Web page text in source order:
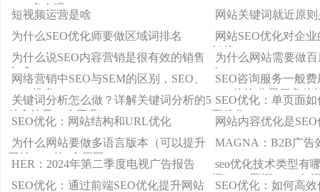
（40多个哦）
短视频运营是啥
网站关键词就近原
为什么SEO优化师要做区域词排名
网站SEO优化对企
好处
为什么说SEO内容营销是很有效的销售
方式？
为什么网站需要做
名？
网络营销中SEO与SEM的区别，SEO、
SEM优劣
SEO咨询服务一般
SEO咨询公司服务价
关键词分析怎么做？详解关键词分析的5
种方法及12个工具
SEO优化：单页面
面优化）
SEO优化：网站结构和URL优化
网站内容优化是
为什么网站要做多语言版本（可以提升
网站SEO的3个原因）
MAGNA：B2B广告
HER：2024年第二季度电视广告报告
seo优化技术类型有
帽、seo黑帽、seo灰
SEO优化：通过前端SEO优化提升网站
SEO优化：如何高